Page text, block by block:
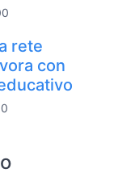
rete
con